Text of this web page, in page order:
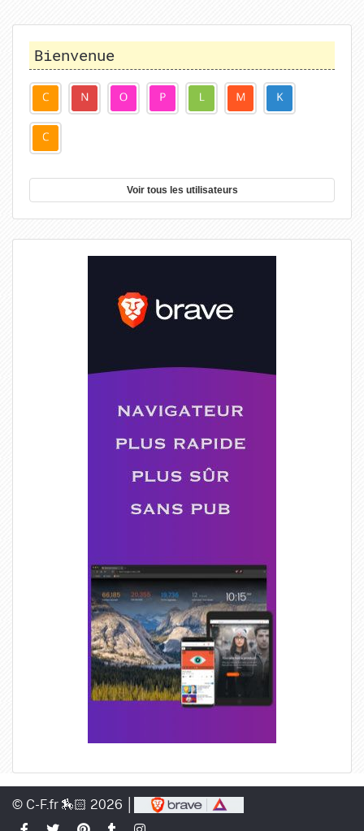
Bienvenue
Voir tous les utilisateurs
© C-F.fr 🏇🏻 2026 │